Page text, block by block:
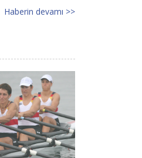
Haberin devamı >>